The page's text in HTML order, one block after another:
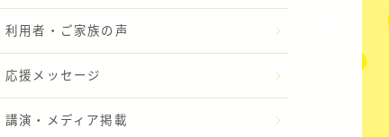
利用者・ご家族の声
応援メッセージ
講演・メディア掲載